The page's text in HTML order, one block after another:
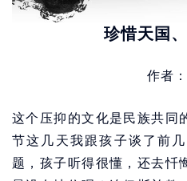
珍惜天国
作者
这个压抑的文化是民族共同
节这几天我跟孩子谈了前
题，孩子听得很懂，还去忏